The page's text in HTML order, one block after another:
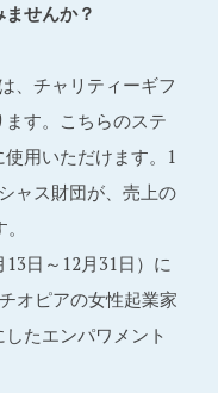
せんか？
、チャリティーギフ
す。こちらのステ
用いただけます。1
ャス財団が、売上の
日～12月31日）に
オピアの女性起業家
たエンパワメント